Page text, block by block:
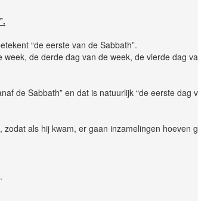
“de eerste van de Sabbath”.
de derde dag van de week, de vierde dag
de Sabbath” en dat is natuurlijk “de eerste dag
als hij kwam, er gaan inzamelingen hoeven